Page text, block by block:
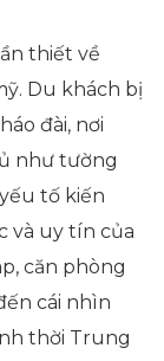
thiết về
Du khách bị
đài, nơi
như tường
tố kiến
và uy tín của
căn phòng
cái nhìn
thời Trung